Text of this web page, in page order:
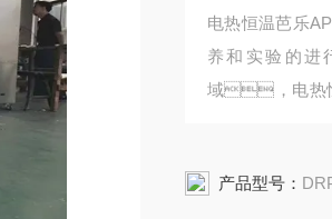
电热恒温芭乐
养和实验的
域，电热
产品型号：